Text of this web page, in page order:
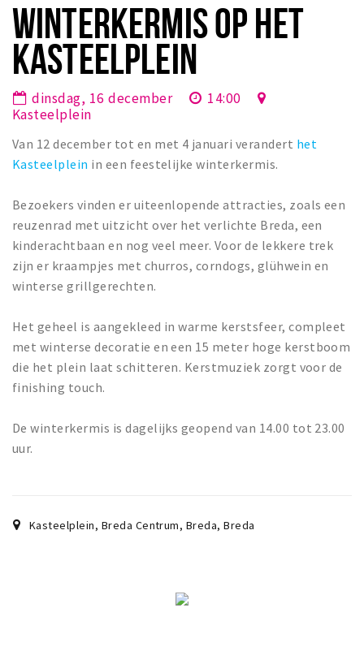
Bezienswaardigheden
Musea, theaters & podia
Uitjes & activiteiten
Toeristische routes
Natuurgebieden
Baroniepoorten
Sport
Privacy
Inloggen
WINTERKERMIS OP HET
KASTEELPLEIN
dinsdag, 16 december
14:00
Kasteelplein
Van 12 december tot en met 4 januari verandert het
Kasteelplein in een feestelijke winterkermis.
Bezoekers vinden er uiteenlopende attracties, zoals een
reuzenrad met uitzicht over het verlichte Breda, een
kinderachtbaan en nog veel meer. Voor de lekkere trek
zijn er kraampjes met churros, corndogs, glühwein en
winterse grillgerechten.
Het geheel is aangekleed in warme kerstsfeer, compleet
met winterse decoratie en een 15 meter hoge kerstboom
die het plein laat schitteren. Kerstmuziek zorgt voor de
finishing touch.
De winterkermis is dagelijks geopend van 14.00 tot 23.00
uur.
Kasteelplein, Breda Centrum, Breda,Breda